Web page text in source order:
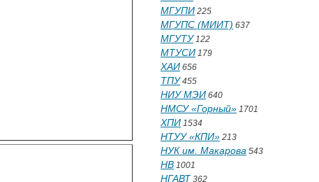
МГУПИ 225
МГУПС (МИИТ) 637
МГУТУ122
МТУСИ 179
ХАИ 656
ТПУ455
НИУ МЭИ 640
НМСУ «Горный» 1701
ХПИ 1534
НТУУ «КПИ» 213
НУК им. Макарова 543
НВ 1001
НГАВТ 362